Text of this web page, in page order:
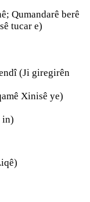
Qumandarê berê
tucar e)
(Ji giregirên
Xinisê ye)
in)